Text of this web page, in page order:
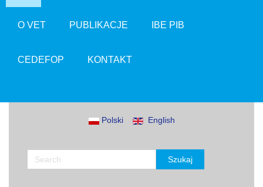
O VET PUBLIKACJE IBE PIB
CEDEFOP KONTAKT
Polski English